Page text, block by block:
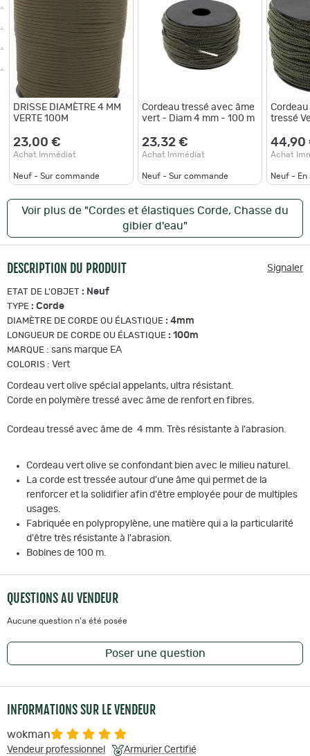
DRISSE DIAMÈTRE 4 MM
VERTE 100M
23,00 €
Achat Immédiat
Neuf - Sur commande
Cordeau tressé avec âme
vert - Diam 4 mm - 100 m
23,32 €
Achat Immédiat
Neuf - Sur commande
tressé
44,90
Achat
Neuf - En
Voir plus de "Cordes et élastiques Corde, Chasse du
gibier d'eau"
DESCRIPTION DU PRODUIT Signaler
ETAT DE L'OBJET : Neuf
TYPE : Corde
DIAMÈTRE DE CORDE OU ÉLASTIQUE : 4mm
LONGUEUR DE CORDE OU ÉLASTIQUE : 100m
MARQUE : sans marque EA
COLORIS : Vert
Cordeau vert olive spécial appelants, ultra résistant.
Corde en polymère tressé avec âme de renfort en fibres.
Cordeau tressé avec âme de 4 mm. Très résistante à l'abrasion.
Cordeau vert olive se confondant bien avec le milieu naturel.
La corde est tressée autour d'une âme qui permet de la
renforcer et la solidifier afin d'être employée pour de multiples
usages.
Fabriquée en polypropylène, une matière qui a la particularité
d'être très résistante à l'abrasion.
Bobines de 100 m.
QUESTIONS AU VENDEUR
Aucune question n'a été posée
Poser une question
INFORMATIONS SUR LE VENDEUR
wokman
Vendeur professionnel Armurier Certifié